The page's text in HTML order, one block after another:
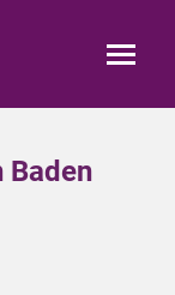
Baden